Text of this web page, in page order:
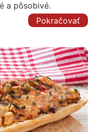
a pôsobivé.
Pokračovať